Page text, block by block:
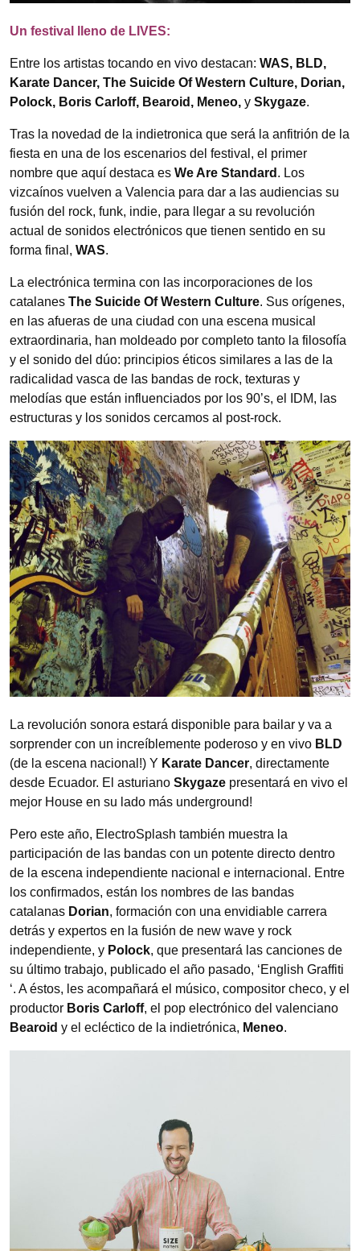
Un festival lleno de LIVES:
Entre los artistas tocando en vivo destacan: WAS, BLD,
Karate Dancer, The Suicide Of Western Culture, Dorian,
Polock, Boris Carloff, Bearoid, Meneo, y Skygaze.
Tras la novedad de la indietronica que será la anfitrión de la
fiesta en una de los escenarios del festival, el primer
nombre que aquí destaca es We Are Standard . Los
vizcaínos vuelven a Valencia para dar a las audiencias su
fusión del rock, funk, indie, para llegar a su revolución
actual de sonidos electrónicos que tienen sentido en su
forma final, WAS.
La electrónica termina con las incorporaciones de los
catalanes The Suicide Of Western Culture. Sus orígenes,
en las afueras de una ciudad con una escena musical
extraordinaria, han moldeado por completo tanto la filosofía
y el sonido del dúo: principios éticos similares a las de la
radicalidad vasca de las bandas de rock, texturas y
melodías que están influenciados por los 90’s, el IDM, las
estructuras y los sonidos cercamos al post-rock.
La revolución sonora estará disponible para bailar y va a
sorprender con un increíblemente poderoso y en vivo BLD
(de la escena nacional!) Y Karate Dancer, directamente
desde Ecuador. El asturiano Skygaze presentará en vivo el
mejor House en su lado más underground!
Pero este año, ElectroSplash también muestra la
participación de las bandas con un potente directo dentro
de la escena independiente nacional e internacional. Entre
los confirmados, están los nombres de las bandas
catalanas Dorian, formación con una envidiable carrera
detrás y expertos en la fusión de new wave y rock
independiente, y Polock, que presentará las canciones de
su último trabajo, publicado el año pasado, ‘English Graffiti
‘. A éstos, les acompañará el músico, compositor checo, y el
productor Boris Carloff, el pop electrónico del valenciano
Bearoid y el ecléctico de la indietrónica, Meneo.